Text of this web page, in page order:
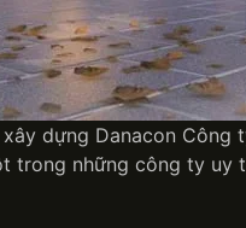
dựng Danacon
trong những công ty uy